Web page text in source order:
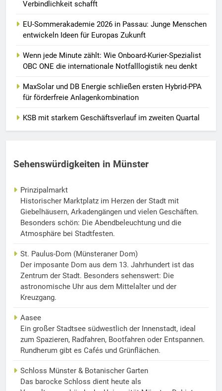
Verbindlichkeit schafft
EU-Sommerakademie 2026 in Passau: Junge Menschen
entwickeln Ideen für Europas Zukunft
Wenn jede Minute zählt: Wie Onboard-Kurier-Spezialist
OBC ONE die internationale Notfalllogistik neu denkt
MaxSolar und DB Energie schließen ersten Hybrid-PPA
für förderfreie Anlagenkombination
KSB mit starkem Geschäftsverlauf im zweiten Quartal
Sehenswürdigkeiten in Münster
Prinzipalmarkt
Historischer Marktplatz im Herzen der Stadt mit
Giebelhäusern, Arkadengängen und vielen Geschäften.
Besonders schön: Die Abendbeleuchtung und die
Atmosphäre bei Stadtfesten.
St. Paulus-Dom (Münsteraner Dom)
Der imposante Dom aus dem 13. Jahrhundert ist das
Zentrum der Stadt. Besonders sehenswert: Die
astronomische Uhr aus dem Mittelalter und der
Kreuzgang.
Aasee
Ein großer Stadtsee südwestlich der Innenstadt, ideal
zum Spazieren, Radfahren, Bootfahren oder Entspannen.
Rundherum gibt es Cafés und Grünflächen.
Schloss Münster & Botanischer Garten
Das barocke Schloss dient heute als